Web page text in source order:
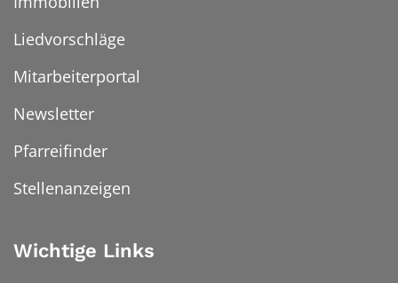
Liedvorschläge
Mitarbeiterportal
Newsletter
Pfarreifinder
Stellenanzeigen
Wichtige Links